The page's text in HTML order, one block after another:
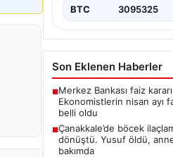
BTC 3095325
Son Eklenen Haberler
■Merkez Bankası faiz
Ekonomistlerin nisan ayı
belli oldu
■Çanakkale’de böcek
dönüştü. Yusuf öldü,
bakımda